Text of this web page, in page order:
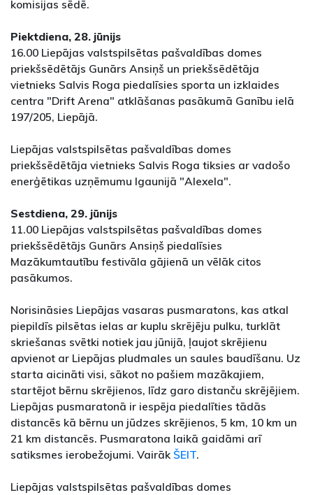
komisijas sēdē.
Piektdiena, 28. jūnijs
16.00 Liepājas valstspilsētas pašvaldības domes
priekšsēdētājs Gunārs Ansiņš un priekšsēdētāja
vietnieks Salvis Roga piedalīsies sporta un izklaides
centra "Drift Arena" atklāšanas pasākumā Ganību ielā
197/205, Liepājā.
Liepājas valstspilsētas pašvaldības domes
priekšsēdētāja vietnieks Salvis Roga tiksies ar vadošo
enerģētikas uzņēmumu Igaunijā "Alexela".
Sestdiena, 29. jūnijs
11.00 Liepājas valstspilsētas pašvaldības domes
priekšsēdētājs Gunārs Ansiņš piedalīsies
Mazākumtautību festivāla gājienā un vēlāk citos
pasākumos.
Norisināsies Liepājas vasaras pusmaratons, kas atkal
piepildīs pilsētas ielas ar kuplu skrējēju pulku, turklāt
skriešanas svētki notiek jau jūnijā, ļaujot skrējienu
apvienot ar Liepājas pludmales un saules baudīšanu. Uz
starta aicināti visi, sākot no pašiem mazākajiem,
startējot bērnu skrējienos, līdz garo distanču skrējējiem.
Liepājas pusmaratonā ir iespēja piedalīties tādās
distancēs kā bērnu un jūdzes skrējienos, 5 km, 10 km un
21 km distancēs. Pusmaratona laikā gaidāmi arī
satiksmes ierobežojumi. Vairāk ŠEIT.
Liepājas valstspilsētas pašvaldības domes